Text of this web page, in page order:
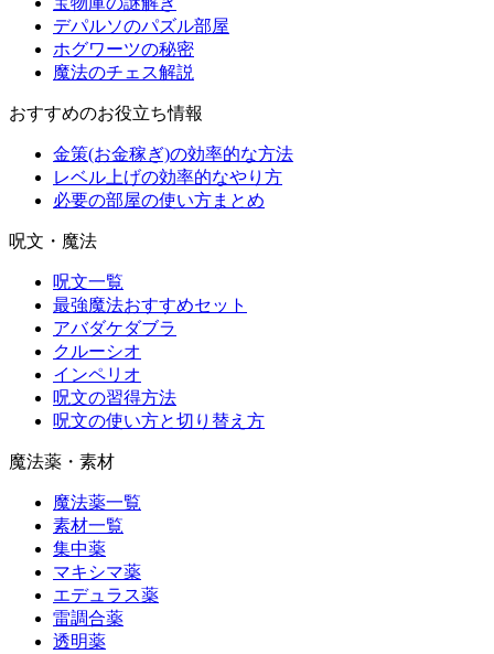
デパルソのパズル部屋
ホグワーツの秘密
魔法のチェス解説
おすすめのお役立ち情報
金策(お金稼ぎ)の効率的な方法
レベル上げの効率的なやり方
必要の部屋の使い方まとめ
呪文・魔法
呪文一覧
最強魔法おすすめセット
アバダケダブラ
クルーシオ
インペリオ
呪文の習得方法
呪文の使い方と切り替え方
魔法薬・素材
魔法薬一覧
素材一覧
集中薬
マキシマ薬
エデュラス薬
雷調合薬
透明薬